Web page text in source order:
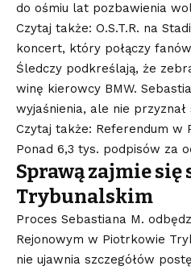
do ośmiu lat pozbawienia
Czytaj także: O.S.T.R. na
koncert, który połączy
Śledczy podkreślają, że
winę kierowcy BMW.
wyjaśnienia, ale nie przyznał
Czytaj także: Referendum w
Ponad 6,3 tys. podpisów za
Sprawą zajmie
Trybunalskim
Proces Sebastiana M.
Rejonowym w Piotrkowie
nie ujawnia szczegółów